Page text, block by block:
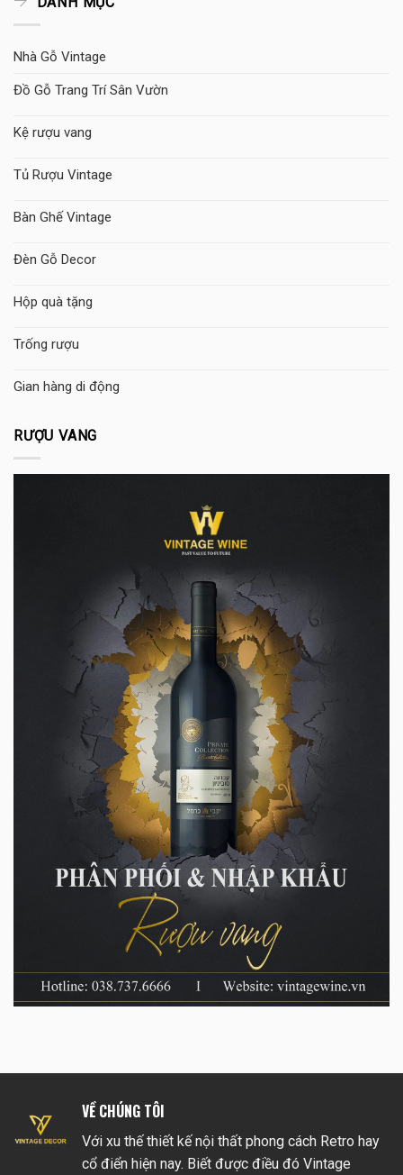
Nhà Gỗ Vintage
Đồ Gỗ Trang Trí Sân Vườn
Kệ rượu vang
Tủ Rượu Vintage
Bàn Ghế Vintage
Đèn Gỗ Decor
Hộp quà tặng
Trống rượu
Gian hàng di động
RƯỢU VANG
VỀ CHÚNG TÔI
Với xu thế thiết kế nội thất phong cách Retro hay
cổ điển hiện nay. Biết được điều đó Vintage